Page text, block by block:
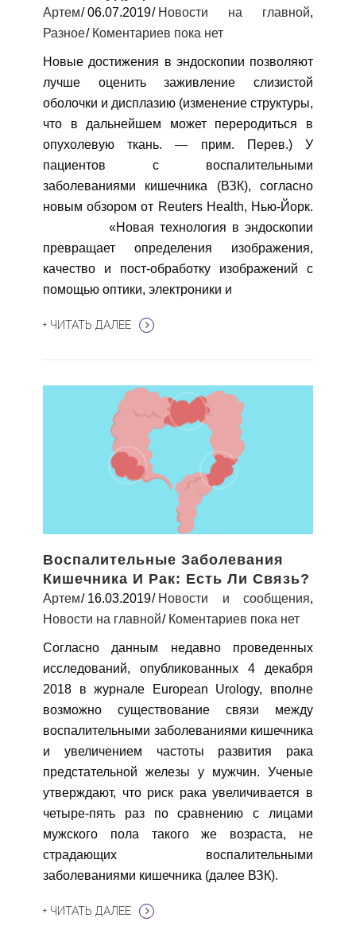
Артем 06.07.2019 Новости на главной,
Разное
Коментариев пока нет
Новые достижения в эндоскопии позволяют
лучше оценить заживление слизистой
оболочки и дисплазию (изменение структуры,
что в дальнейшем может переродиться в
опухолевую ткань. — прим. Перев.) У
пациентов с воспалительными
заболеваниями кишечника (ВЗК), согласно
новым обзором от Reuters Health, Нью-Йорк.
«Новая технология в эндоскопии
превращает определения изображения,
качество и пост-обработку изображений с
помощью оптики, электроники и
+ ЧИТАТЬ ДАЛЕЕ
Воспалительные Заболевания
Кишечника И Рак: Есть Ли Связь?
Артем 16.03.2019 Новости и сообщения,
Новости на главной
Коментариев пока нет
Согласно данным недавно проведенных
исследований, опубликованных 4 декабря
2018 в журнале European Urology, вполне
возможно существование связи между
воспалительными заболеваниями кишечника
и увеличением частоты развития рака
предстательной железы у мужчин. Ученые
утверждают, что риск рака увеличивается в
четыре-пять раз по сравнению с лицами
мужского пола такого же возраста, не
страдающих воспалительными
заболеваниями кишечника (далее ВЗК).
+ ЧИТАТЬ ДАЛЕЕ